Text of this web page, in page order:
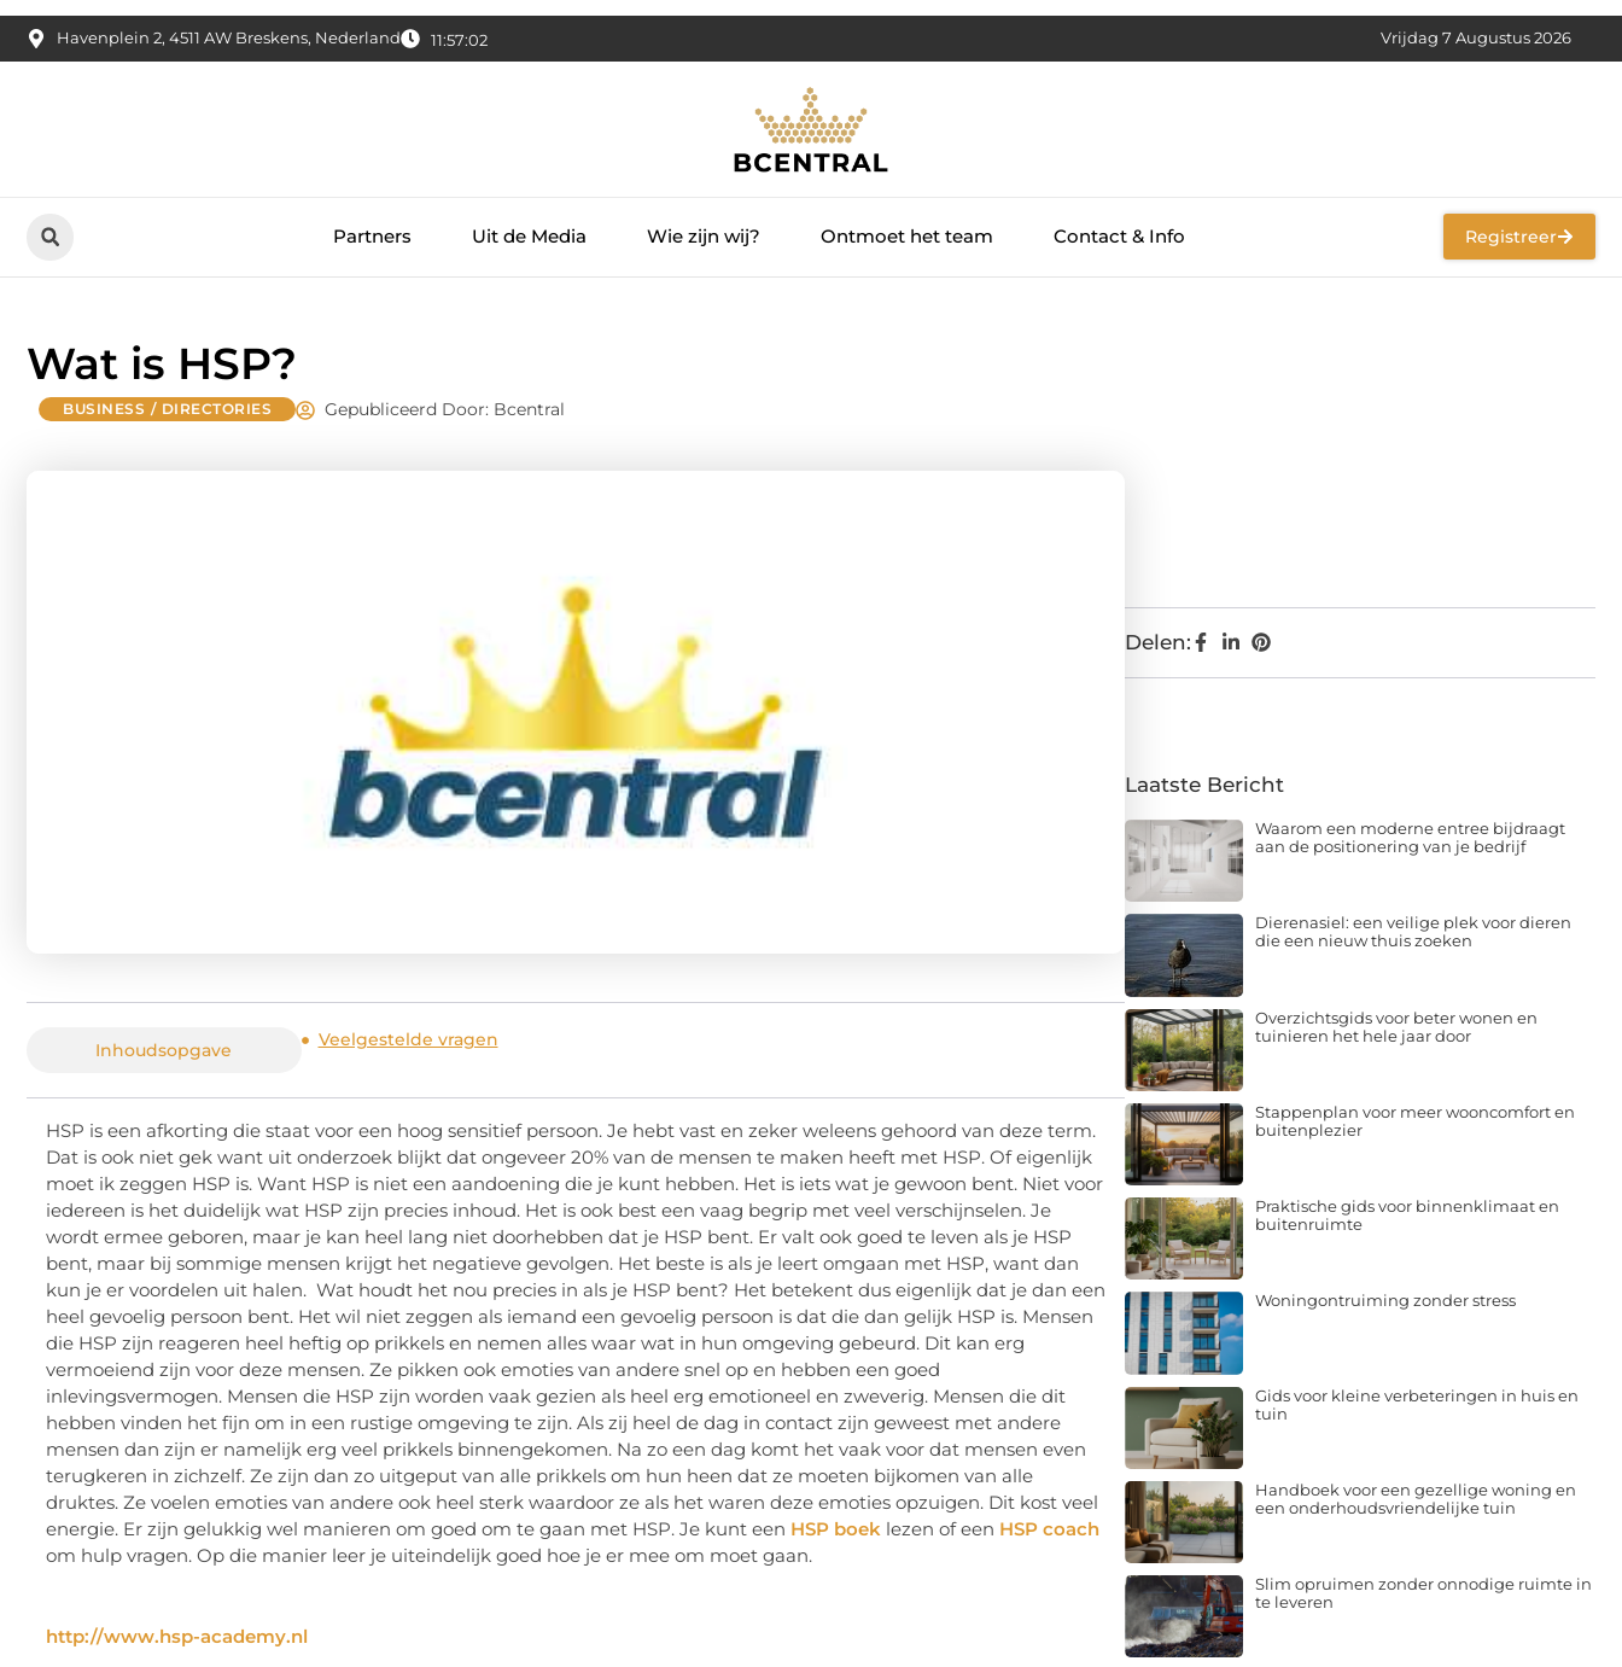
Havenplein 2, 4511 AW Breskens, Nederland Vrijdag 7 Augustus 2026
Wat is HSP?
BUSINESS / DIRECTORIES Gepubliceerd Door: Bcentral
Inhoudsopgave Veelgestelde vragen
HSP is een afkorting die staat voor een hoog sensitief persoon. Je hebt vast en zeker weleens gehoord van deze term.
Dat is ook niet gek want uit onderzoek blijkt dat ongeveer 20% van de mensen te maken heeft met HSP. Of eigenlijk
moet ik zeggen HSP is. Want HSP is niet een aandoening die je kunt hebben. Het is iets wat je gewoon bent. Niet voor
iedereen is het duidelijk wat HSP zijn precies inhoud. Het is ook best een vaag begrip met veel verschijnselen. Je
wordt ermee geboren, maar je kan heel lang niet doorhebben dat je HSP bent. Er valt ook goed te leven als je HSP
bent, maar bij sommige mensen krijgt het negatieve gevolgen. Het beste is als je leert omgaan met HSP, want dan
kun je er voordelen uit halen. Wat houdt het nou precies in als je HSP bent? Het betekent dus eigenlijk dat je dan een
heel gevoelig persoon bent. Het wil niet zeggen als iemand een gevoelig persoon is dat die dan gelijk HSP is. Mensen
die HSP zijn reageren heel heftig op prikkels en nemen alles waar wat in hun omgeving gebeurd. Dit kan erg
vermoeiend zijn voor deze mensen. Ze pikken ook emoties van andere snel op en hebben een goed
inlevingsvermogen. Mensen die HSP zijn worden vaak gezien als heel erg emotioneel en zweverig. Mensen die dit
hebben vinden het fijn om in een rustige omgeving te zijn. Als zij heel de dag in contact zijn geweest met andere
mensen dan zijn er namelijk erg veel prikkels binnengekomen. Na zo een dag komt het vaak voor dat mensen even
terugkeren in zichzelf. Ze zijn dan zo uitgeput van alle prikkels om hun heen dat ze moeten bijkomen van alle
druktes. Ze voelen emoties van andere ook heel sterk waardoor ze als het waren deze emoties opzuigen. Dit kost veel
energie. Er zijn gelukkig wel manieren om goed om te gaan met HSP. Je kunt een HSP boek lezen of een HSP coach
om hulp vragen. Op die manier leer je uiteindelijk goed hoe je er mee om moet gaan.
http://www.hsp-academy.nl
Delen:
Laatste Bericht
Waarom een moderne entree bijdraagt
aan de positionering van je bedrijf
Dierenasiel: een veilige plek voor dieren
die een nieuw thuis zoeken
Overzichtsgids voor beter wonen en
tuinieren het hele jaar door
Stappenplan voor meer wooncomfort en
buitenplezier
Praktische gids voor binnenklimaat en
buitenruimte
Woningontruiming zonder stress
Gids voor kleine verbeteringen in huis en
tuin
Handboek voor een gezellige woning en
een onderhoudsvriendelijke tuin
Slim opruimen zonder onnodige ruimte in
te leveren